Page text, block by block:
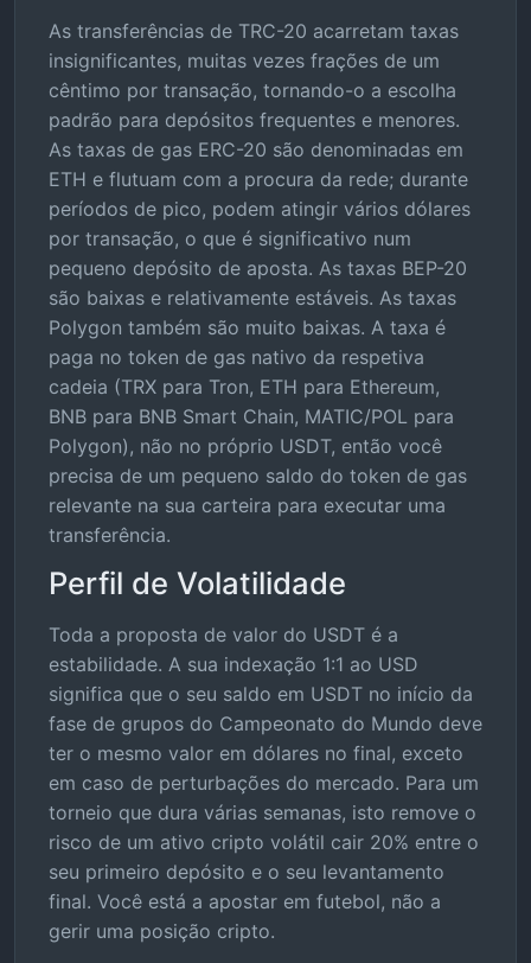
As transferências de TRC-20 acarretam taxas
insignificantes, muitas vezes frações de um
cêntimo por transação, tornando-o a escolha
padrão para depósitos frequentes e menores.
As taxas de gas ERC-20 são denominadas em
ETH e flutuam com a procura da rede; durante
períodos de pico, podem atingir vários dólares
por transação, o que é significativo num
pequeno depósito de aposta. As taxas BEP-20
são baixas e relativamente estáveis. As taxas
Polygon também são muito baixas. A taxa é
paga no token de gas nativo da respetiva
cadeia (TRX para Tron, ETH para Ethereum,
BNB para BNB Smart Chain, MATIC/POL para
Polygon), não no próprio USDT, então você
precisa de um pequeno saldo do token de gas
relevante na sua carteira para executar uma
transferência.
Perfil de Volatilidade
Toda a proposta de valor do USDT é a
estabilidade. A sua indexação 1:1 ao USD
significa que o seu saldo em USDT no início da
fase de grupos do Campeonato do Mundo deve
ter o mesmo valor em dólares no final, exceto
em caso de perturbações do mercado. Para um
torneio que dura várias semanas, isto remove o
risco de um ativo cripto volátil cair 20% entre o
seu primeiro depósito e o seu levantamento
final. Você está a apostar em futebol, não a
gerir uma posição cripto.